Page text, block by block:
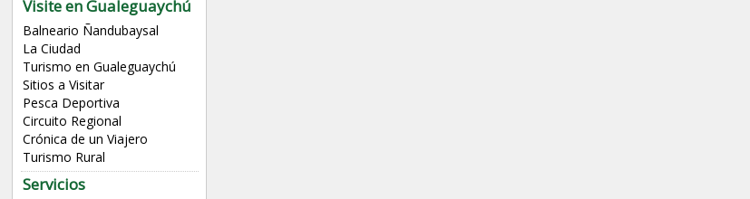
Visite en Gualeguaychú
Balneario Ñandubaysal
La Ciudad
Turismo en Gualeguaychú
Sitios a Visitar
Pesca Deportiva
Circuito Regional
Crónica de un Viajero
Turismo Rural
Servicios